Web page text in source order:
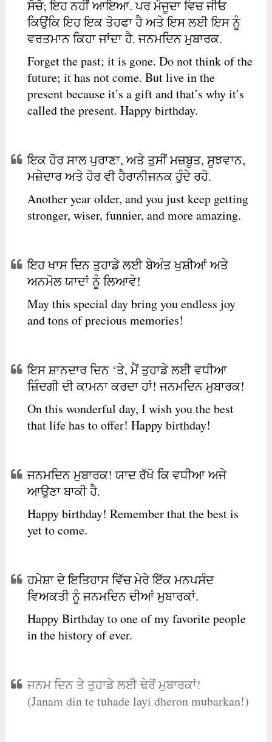
ਸੋਚੋ; ਇਹ ਨਹੀਂ ਆਇਆ. ਪਰ ਮੌਜੂਦਾ ਵਿਚ ਜੀਓ
ਕਿਉਂਕਿ ਇਹ ਇਕ ਤੋਹਫਾ ਹੈ ਅਤੇ ਇਸ ਲਈ ਇਸ ਨੂੰ
ਵਰਤਮਾਨ ਕਿਹਾ ਜਾਂਦਾ ਹੈ. ਜਨਮਦਿਨ ਮੁਬਾਰਕ.
Forget the past; it is gone. Do not think of the
future; it has not come. But live in the
present because it’s a gift and that’s why it’s
called the present. Happy birthday.
ਇਕ ਹੋਰ ਸਾਲ ਪੁਰਾਣਾ, ਅਤੇ ਤੁਸੀਂ ਮਜ਼ਬੂਤ, ਸੂਝਵਾਨ,
ਮਜ਼ੇਦਾਰ ਅਤੇ ਹੋਰ ਵੀ ਹੈਰਾਨੀਜਨਕ ਹੁੰਦੇ ਰਹੋ.
Another year older, and you just keep getting
stronger, wiser, funnier, and more amazing.
ਇਹ ਖਾਸ ਦਿਨ ਤੁਹਾਡੇ ਲਈ ਬੇਅੰਤ ਖੁਸ਼ੀਆਂ ਅਤੇ
ਅਨਮੋਲ ਯਾਦਾਂ ਨੂੰ ਲਿਆਵੇ!
May this special day bring you endless joy
and tons of precious memories!
ਇਸ ਸ਼ਾਨਦਾਰ ਦਿਨ ‘ਤੇ, ਮੈਂ ਤੁਹਾਡੇ ਲਈ ਵਧੀਆ
ਜ਼ਿੰਦਗੀ ਦੀ ਕਾਮਨਾ ਕਰਦਾ ਹਾਂ! ਜਨਮਦਿਨ ਮੁਬਾਰਕ!
On this wonderful day, I wish you the best
that life has to offer! Happy birthday!
ਜਨਮਦਿਨ ਮੁਬਾਰਕ! ਯਾਦ ਰੱਖੋ ਕਿ ਵਧੀਆ ਅਜੇ
ਆਉਣਾ ਬਾਕੀ ਹੈ.
Happy birthday! Remember that the best is
yet to come.
ਹਮੇਸ਼ਾ ਦੇ ਇਤਿਹਾਸ ਵਿੱਚ ਮੇਰੇ ਇੱਕ ਮਨਪਸੰਦ
ਵਿਅਕਤੀ ਨੂੰ ਜਨਮਦਿਨ ਦੀਆਂ ਮੁਬਾਰਕਾਂ.
Happy Birthday to one of my favorite people
in the history of ever.
ਜਨਮ ਦਿਨ ਤੇ ਤੁਹਾਡੇ ਲਈ ਢੇਰੋਂ ਮੁਬਾਰਕਾਂ!
(Janam din te tuhade layi dheron mubarkan!)